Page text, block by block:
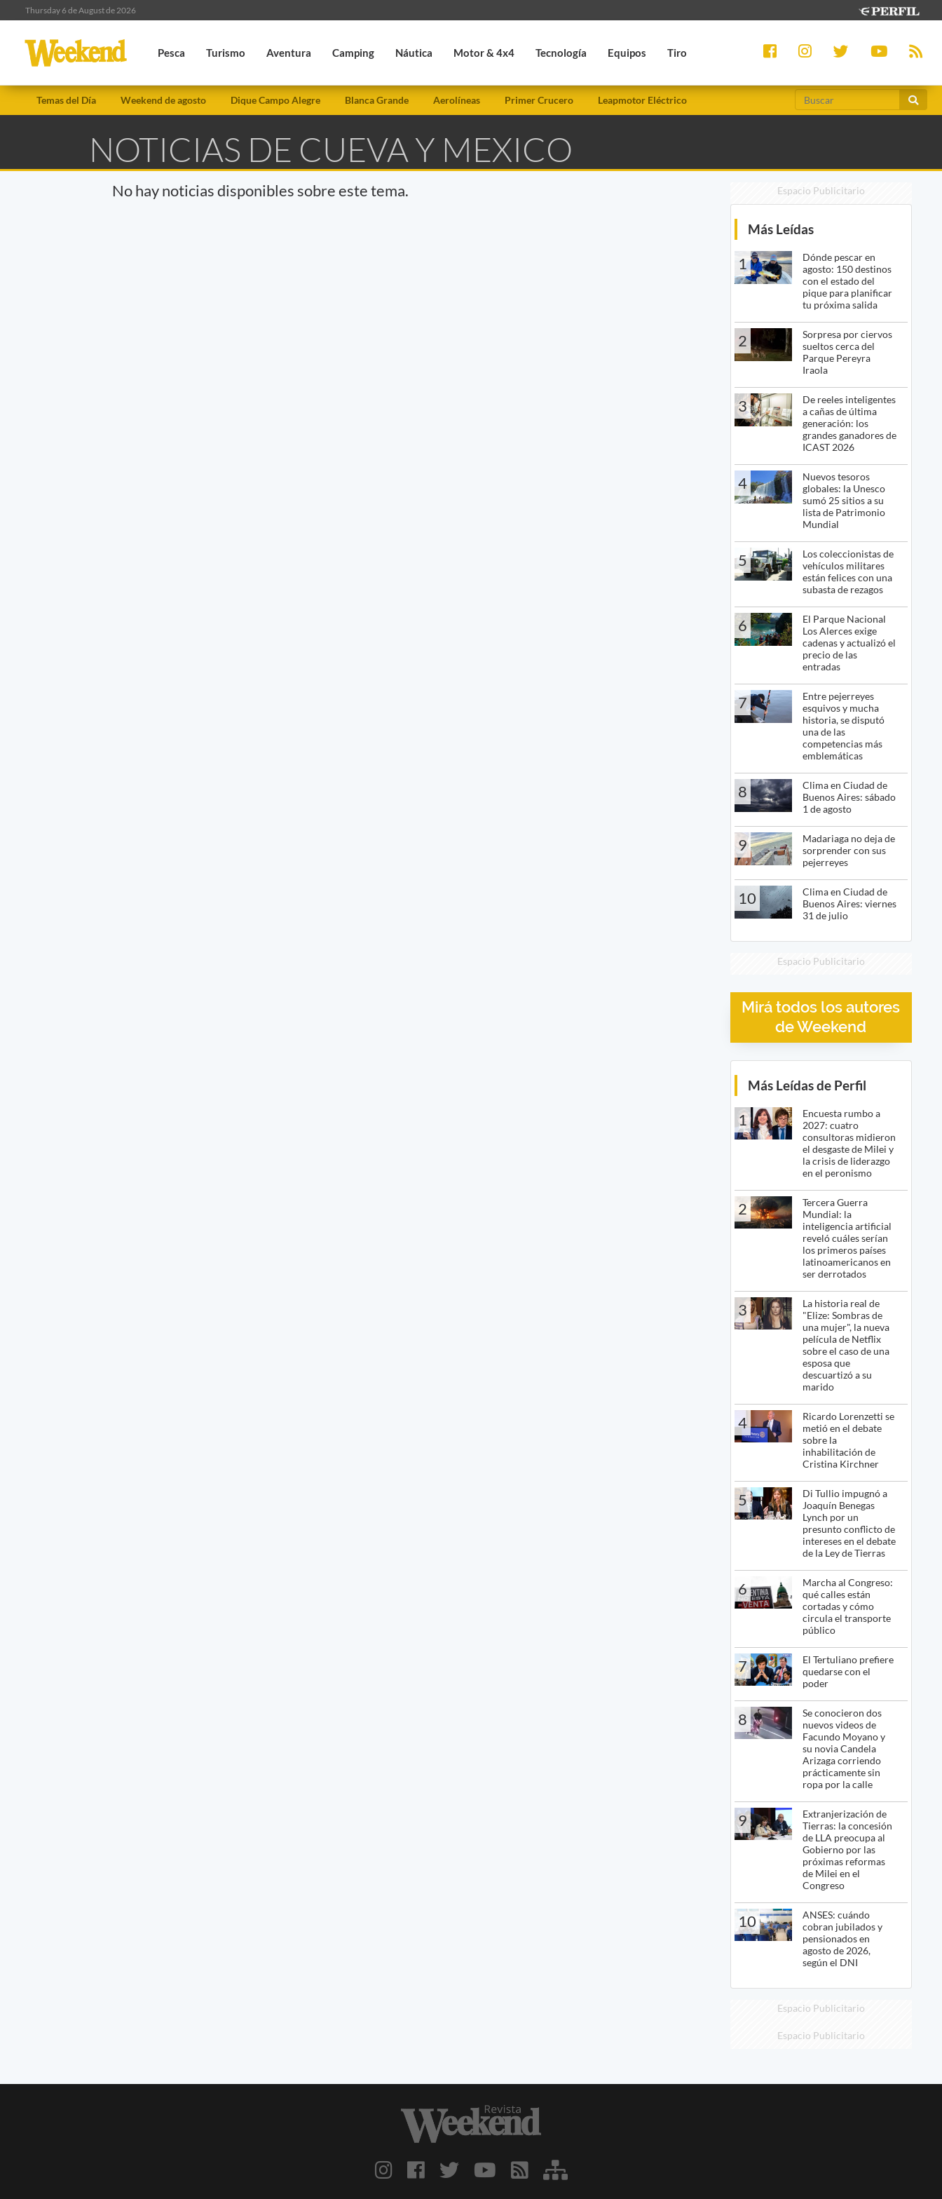
Thursday 6 de August de 2026
Pesca Turismo Aventura Camping Náutica Motor & 4x4 Tecnología Equipos Tiro
Temas del Día Weekend de agosto Dique Campo Alegre Blanca Grande Aerolíneas Primer Crucero Leapmotor Eléctrico
NOTICIAS DE CUEVA Y MEXICO
No hay noticias disponibles sobre este tema. Espacio Publicitario
Más Leídas
1
Dónde pescar en
agosto: 150 destinos
con el estado del
pique para planificar
tu próxima salida
2
Sorpresa por ciervos
sueltos cerca del
Parque Pereyra
Iraola
3
De reeles inteligentes
a cañas de última
generación: los
grandes ganadores de
ICAST 2026
4
Nuevos tesoros
globales: la Unesco
sumó 25 sitios a su
lista de Patrimonio
Mundial
5
Los coleccionistas de
vehículos militares
están felices con una
subasta de rezagos
6
El Parque Nacional
Los Alerces exige
cadenas y actualizó el
precio de las
entradas
7
Entre pejerreyes
esquivos y mucha
historia, se disputó
una de las
competencias más
emblemáticas
8
Clima en Ciudad de
Buenos Aires: sábado
1 de agosto
9
Madariaga no deja de
sorprender con sus
pejerreyes
10
Clima en Ciudad de
Buenos Aires: viernes
31 de julio
Espacio Publicitario
Mirá todos los autores
de Weekend
Más Leídas de Perfil
1
Encuesta rumbo a
2027: cuatro
consultoras midieron
el desgaste de Milei y
la crisis de liderazgo
en el peronismo
2
Tercera Guerra
Mundial: la
inteligencia artificial
reveló cuáles serían
los primeros países
latinoamericanos en
ser derrotados
3
La historia real de
"Elize: Sombras de
una mujer", la nueva
película de Netflix
sobre el caso de una
esposa que
descuartizó a su
marido
4
Ricardo Lorenzetti se
metió en el debate
sobre la
inhabilitación de
Cristina Kirchner
5
Di Tullio impugnó a
Joaquín Benegas
Lynch por un
presunto conflicto de
intereses en el debate
de la Ley de Tierras
6
Marcha al Congreso:
qué calles están
cortadas y cómo
circula el transporte
público
7
El Tertuliano prefiere
quedarse con el
poder
8
Se conocieron dos
nuevos videos de
Facundo Moyano y
su novia Candela
Arizaga corriendo
prácticamente sin
ropa por la calle
9
Extranjerización de
Tierras: la concesión
de LLA preocupa al
Gobierno por las
próximas reformas
de Milei en el
Congreso
10
ANSES: cuándo
cobran jubilados y
pensionados en
agosto de 2026,
según el DNI
Espacio Publicitario
Espacio Publicitario